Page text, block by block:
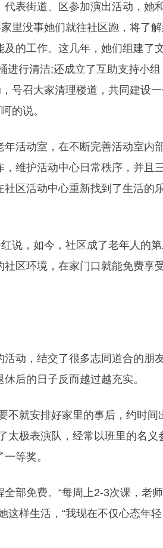
表街道、区参加演出活动，她
里没事她们就往社区跑，将了解
的工作。这几年，她们组建了
行清洁;还成立了互助支持小组
号召大家清理楼道，共同建设
的说。
活动室，在不断完善活动室内
维护活动中心日常秩序，并且
区活动中心重新找到了生活的
说，如今，社区成了老年人的
区环境，在家门口就能免费享
动，结交了很多志同道合的朋友
后的日子反而越过越充实。
就安排好家里的事后，约时间
太极表演队，经常以班里的名义
等奖。
部免费。“每周上2-3次课，老
这样生活，“我现在不仅心态年轻